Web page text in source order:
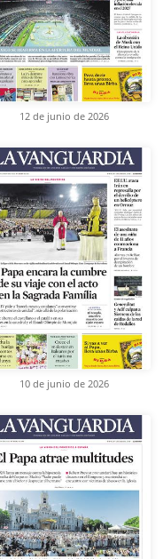
12 de junio de 2026
10 de junio de 2026